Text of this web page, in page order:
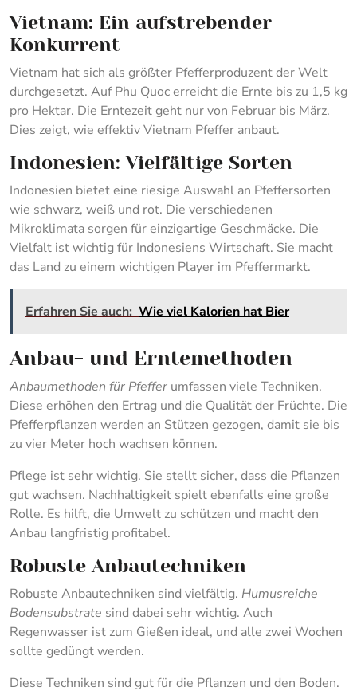
Vietnam: Ein aufstrebender
Konkurrent
Vietnam hat sich als größter Pfefferproduzent der Welt
durchgesetzt. Auf Phu Quoc erreicht die Ernte bis zu 1,5 kg
pro Hektar. Die Erntezeit geht nur von Februar bis März.
Dies zeigt, wie effektiv Vietnam Pfeffer anbaut.
Indonesien: Vielfältige Sorten
Indonesien bietet eine riesige Auswahl an Pfeffersorten
wie schwarz, weiß und rot. Die verschiedenen
Mikroklimata sorgen für einzigartige Geschmäcke. Die
Vielfalt ist wichtig für Indonesiens Wirtschaft. Sie macht
das Land zu einem wichtigen Player im Pfeffermarkt.
Erfahren Sie auch: Wie viel Kalorien hat Bier
Anbau- und Erntemethoden
Anbaumethoden für Pfeffer umfassen viele Techniken.
Diese erhöhen den Ertrag und die Qualität der Früchte. Die
Pfefferpflanzen werden an Stützen gezogen, damit sie bis
zu vier Meter hoch wachsen können.
Pflege ist sehr wichtig. Sie stellt sicher, dass die Pflanzen
gut wachsen. Nachhaltigkeit spielt ebenfalls eine große
Rolle. Es hilft, die Umwelt zu schützen und macht den
Anbau langfristig profitabel.
Robuste Anbautechniken
Robuste Anbautechniken sind vielfältig. Humusreiche
Bodensubstrate sind dabei sehr wichtig. Auch
Regenwasser ist zum Gießen ideal, und alle zwei Wochen
sollte gedüngt werden.
Diese Techniken sind gut für die Pflanzen und den Boden.